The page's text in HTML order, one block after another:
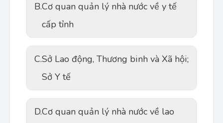
B.Cơ quan quản lý nhà nước về y tế
cấp tỉnh
C.Sở Lao động, Thương binh và Xã hội;
Sở Y tế
D.Cơ quan quản lý nhà nước về lao